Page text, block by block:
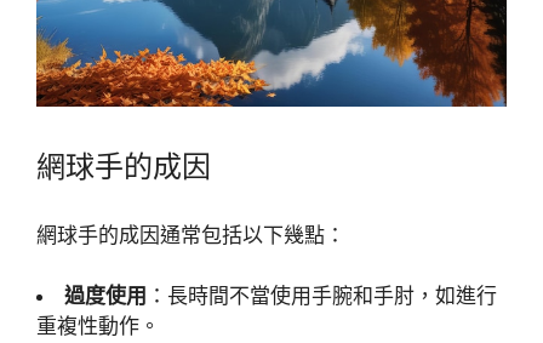
網球手的成因
網球手的成因通常包括以下幾點：
過度使用 ：長時間不當使用手腕和手肘，如進行
重複性動作。